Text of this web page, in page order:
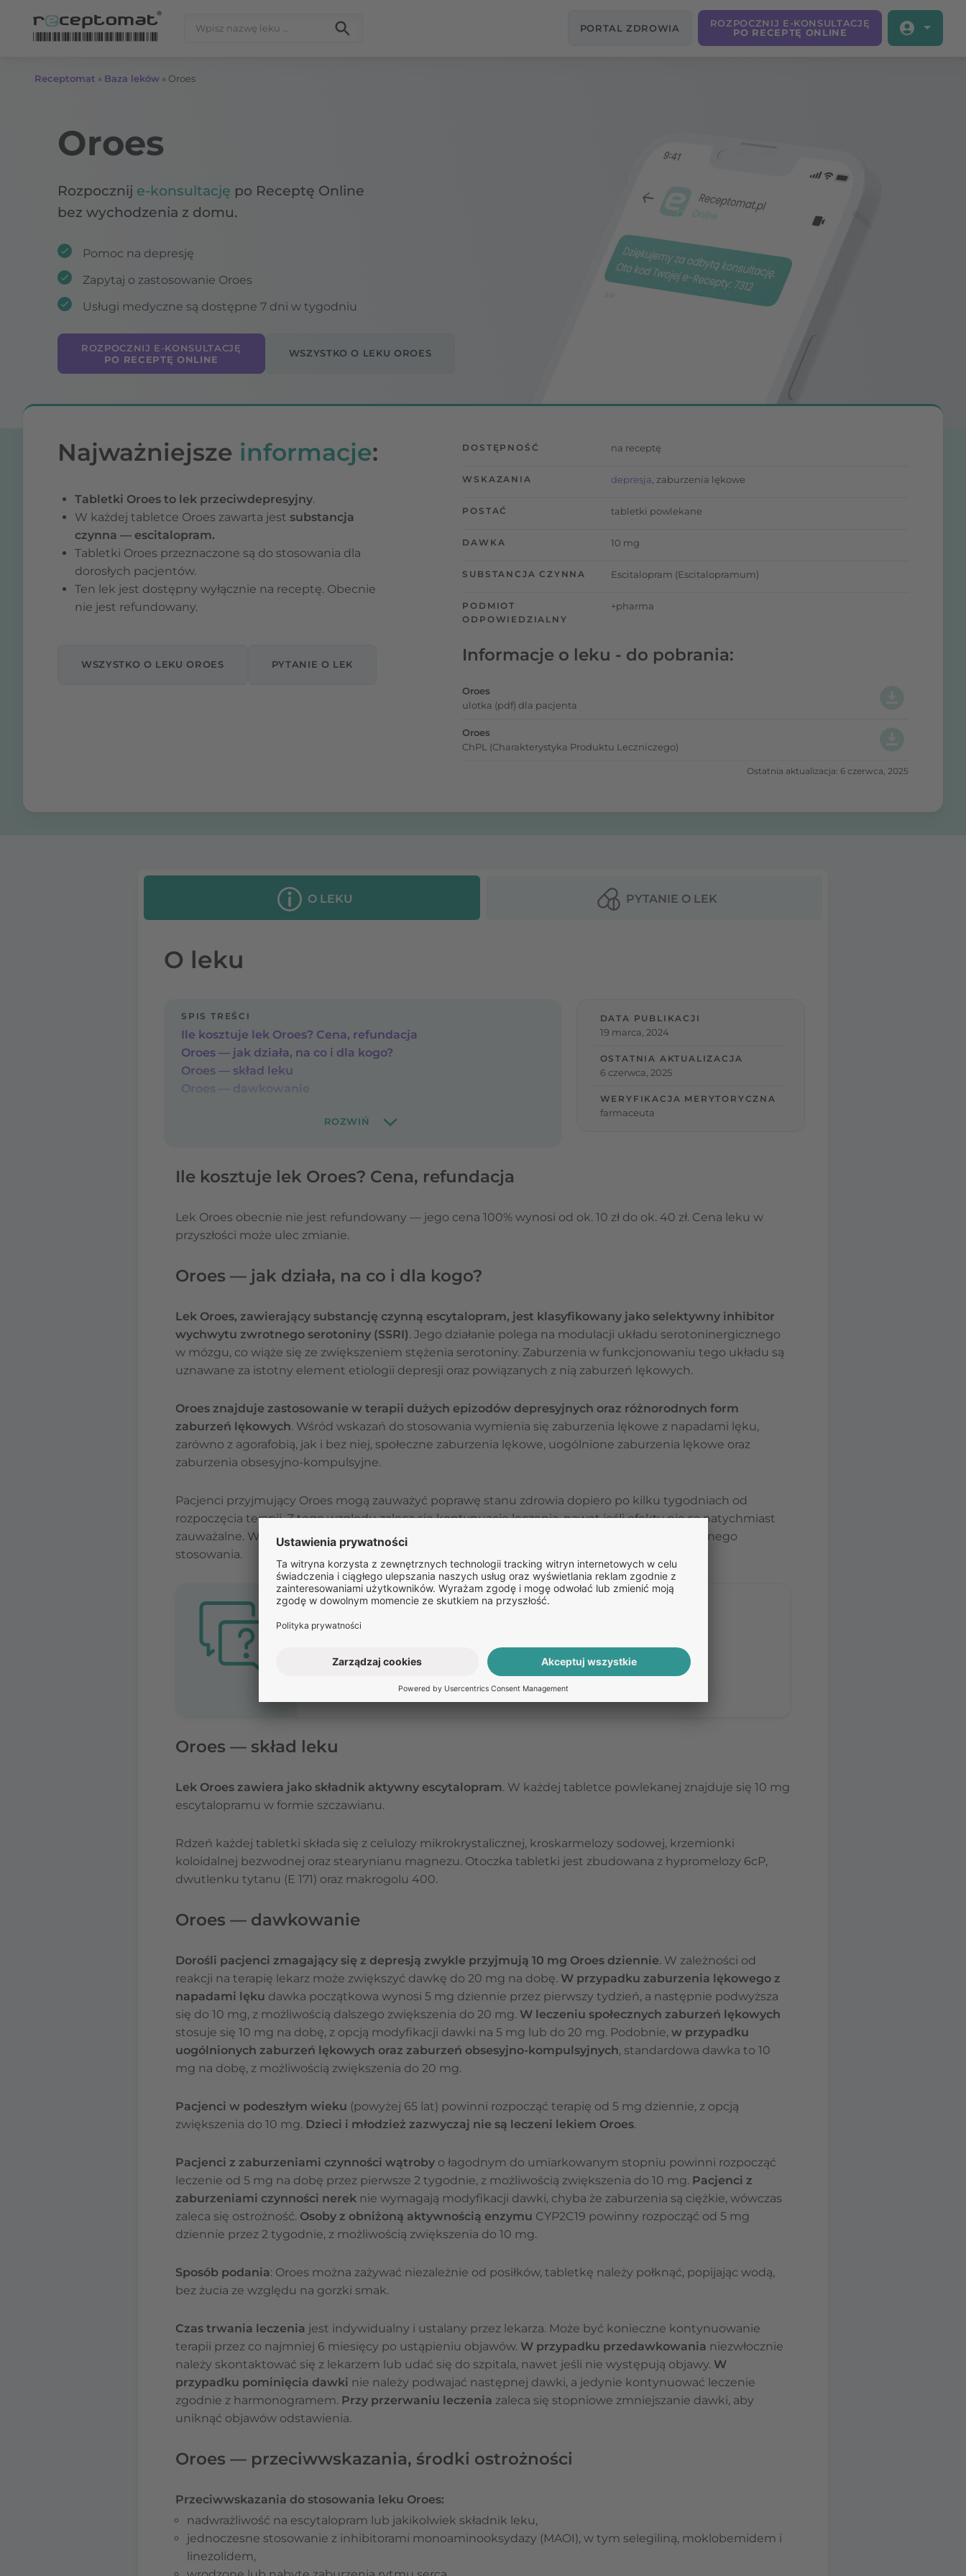
PORTAL ZDROWIA
ROZPOCZNIJ E-KONSULTACJĘ
PO RECEPTĘ ONLINE
Receptomat » Baza leków » Oroes
Oroes
Rozpocznij e-konsultację po Receptę Online
bez wychodzenia z domu.
Pomoc na depresję
Zapytaj o zastosowanie Oroes
Usługi medyczne są dostępne 7 dni w tygodniu
ROZPOCZNIJ E-KONSULTACJĘ
PO RECEPTĘ ONLINE
WSZYSTKO O LEKU OROES
Najważniejsze informacje:
Tabletki Oroes to lek przeciwdepresyjny.
W każdej tabletce Oroes zawarta jest substancja
czynna — escitalopram.
Tabletki Oroes przeznaczone są do stosowania dla
dorosłych pacjentów.
Ten lek jest dostępny wyłącznie na receptę. Obecnie
nie jest refundowany.
WSZYSTKO O LEKU OROES PYTANIE O LEK
DOSTĘPNOŚĆ na receptę
WSKAZANIA depresja , zaburzenia lękowe
POSTAĆ tabletki powlekane
DAWKA 10 mg
SUBSTANCJA CZYNNA Escitalopram (Escitalopramum)
PODMIOT
ODPOWIEDZIALNY
+pharma
Informacje o leku - do pobrania:
Oroes
ulotka (pdf) dla pacjenta
Oroes
ChPL (Charakterystyka Produktu Leczniczego)
Ostatnia aktualizacja: 6 czerwca, 2025
O LEKU PYTANIE O LEK
O leku
SPIS TREŚCI
Ile kosztuje lek Oroes? Cena, refundacja
Oroes — jak działa, na co i dla kogo?
Oroes — skład leku
Oroes — dawkowanie
DATA PUBLIKACJI
19 marca, 2024
OSTATNIA AKTUALIZACJA
6 czerwca, 2025
WERYFIKACJA MERYTORYCZNA
farmaceuta
Ile kosztuje lek Oroes? Cena, refundacja
Lek Oroes obecnie nie jest refundowany — jego cena 100% wynosi od ok. 10 zł do ok. 40 zł. Cena leku w
przyszłości może ulec zmianie.
Oroes — jak działa, na co i dla kogo?
Lek Oroes, zawierający substancję czynną escytalopram, jest klasyfikowany jako selektywny inhibitor
wychwytu zwrotnego serotoniny (SSRI). Jego działanie polega na modulacji układu serotoninergicznego
w mózgu, co wiąże się ze zwiększeniem stężenia serotoniny. Zaburzenia w funkcjonowaniu tego układu są
uznawane za istotny element etiologii depresji oraz powiązanych z nią zaburzeń lękowych.
Oroes znajduje zastosowanie w terapii dużych epizodów depresyjnych oraz różnorodnych form
zaburzeń lękowych. Wśród wskazań do stosowania wymienia się zaburzenia lękowe z napadami lęku,
zarówno z agorafobią, jak i bez niej, społeczne zaburzenia lękowe, uogólnione zaburzenia lękowe oraz
zaburzenia obsesyjno-kompulsyjne.
Pacjenci przyjmujący Oroes mogą zauważyć poprawę stanu zdrowia dopiero po kilku tygodniach od
rozpoczęcia terapii. Z tego względu zaleca się kontynuację leczenia, nawet jeśli efekty nie są natychmiast
zauważalne. Warto podkreślić, że pełne działanie leku ujawnia się po pewnym okresie regularnego
stosowania.
ZAPYTAJ O LEK
Masz pytania dotyczące leku?
Odpowiedź na pytanie nie stanowi porady medycznej. W celu uzyskania porady
medycznej umów się na teleporadę w Receptomat.
ZAPYTAJ O LEK
Oroes — skład leku
Lek Oroes zawiera jako składnik aktywny escytalopram. W każdej tabletce powlekanej znajduje się 10 mg
escytalopramu w formie szczawianu.
Rdzeń każdej tabletki składa się z celulozy mikrokrystalicznej, kroskarmelozy sodowej, krzemionki
koloidalnej bezwodnej oraz stearynianu magnezu. Otoczka tabletki jest zbudowana z hypromelozy 6cP,
dwutlenku tytanu (E 171) oraz makrogolu 400.
Oroes — dawkowanie
Dorośli pacjenci zmagający się z depresją zwykle przyjmują 10 mg Oroes dziennie. W zależności od
reakcji na terapię lekarz może zwiększyć dawkę do 20 mg na dobę. W przypadku zaburzenia lękowego z
napadami lęku dawka początkowa wynosi 5 mg dziennie przez pierwszy tydzień, a następnie podwyższa
się do 10 mg, z możliwością dalszego zwiększenia do 20 mg. W leczeniu społecznych zaburzeń lękowych
stosuje się 10 mg na dobę, z opcją modyfikacji dawki na 5 mg lub do 20 mg. Podobnie, w przypadku
uogólnionych zaburzeń lękowych oraz zaburzeń obsesyjno-kompulsyjnych, standardowa dawka to 10
mg na dobę, z możliwością zwiększenia do 20 mg.
Pacjenci w podeszłym wieku (powyżej 65 lat) powinni rozpocząć terapię od 5 mg dziennie, z opcją
zwiększenia do 10 mg. Dzieci i młodzież zazwyczaj nie są leczeni lekiem Oroes.
Pacjenci z zaburzeniami czynności wątroby o łagodnym do umiarkowanym stopniu powinni rozpocząć
leczenie od 5 mg na dobę przez pierwsze 2 tygodnie, z możliwością zwiększenia do 10 mg. Pacjenci z
zaburzeniami czynności nerek nie wymagają modyfikacji dawki, chyba że zaburzenia są ciężkie, wówczas
zaleca się ostrożność. Osoby z obniżoną aktywnością enzymu CYP2C19 powinny rozpocząć od 5 mg
dziennie przez 2 tygodnie, z możliwością zwiększenia do 10 mg.
Sposób podania: Oroes można zażywać niezależnie od posiłków, tabletkę należy połknąć, popijając wodą,
bez żucia ze względu na gorzki smak.
Czas trwania leczenia jest indywidualny i ustalany przez lekarza. Może być konieczne kontynuowanie
terapii przez co najmniej 6 miesięcy po ustąpieniu objawów. W przypadku przedawkowania niezwłocznie
należy skontaktować się z lekarzem lub udać się do szpitala, nawet jeśli nie występują objawy. W
przypadku pominięcia dawki nie należy podwajać następnej dawki, a jedynie kontynuować leczenie
zgodnie z harmonogramem. Przy przerwaniu leczenia zaleca się stopniowe zmniejszanie dawki, aby
uniknąć objawów odstawienia.
Oroes — przeciwwskazania, środki ostrożności
Przeciwwskazania do stosowania leku Oroes:
nadwrażliwość na escytalopram lub jakikolwiek składnik leku,
jednoczesne stosowanie z inhibitorami monoaminooksydazy (MAOI), w tym selegiliną, moklobemidem i
linezolidem,